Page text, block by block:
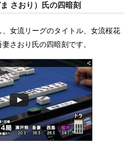
さおり）氏の四暗刻
女流リーグのタイトル、女流桜花
さおり氏の四暗刻です。